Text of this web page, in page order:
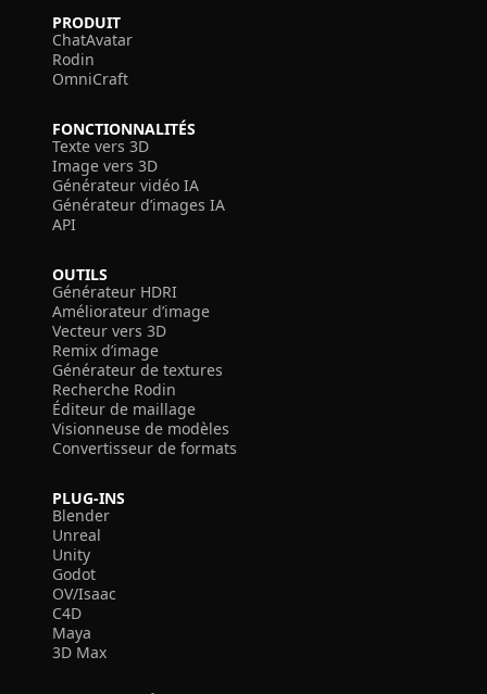
PRODUIT
ChatAvatar
Rodin
OmniCraft
FONCTIONNALITÉS
Texte vers 3D
Image vers 3D
Générateur vidéo IA
Générateur d’images IA
API
OUTILS
Générateur HDRI
Améliorateur d’image
Vecteur vers 3D
Remix d’image
Générateur de textures
Recherche Rodin
Éditeur de maillage
Visionneuse de modèles
Convertisseur de formats
PLUG-INS
Blender
Unreal
Unity
Godot
OV/Isaac
C4D
Maya
3D Max